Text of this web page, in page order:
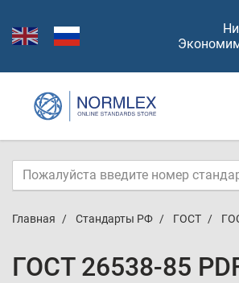
Главная Стандарты РФ ГОСТ
ГОСТ 26538-85